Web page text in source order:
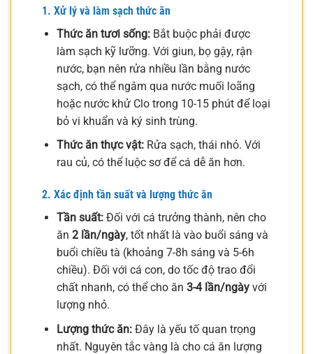
1. Xử lý và làm sạch thức ăn
Thức ăn tươi sống:Bắt buộc phải được
làm sạch kỹ lưỡng. Với giun, bọ gậy, rận
nước, bạn nên rửa nhiều lần bằng nước
sạch, có thể ngâm qua nước muối loãng
hoặc nước khử Clo trong 10-15 phút để loại
bỏ vi khuẩn và ký sinh trùng.
Thức ăn thực vật:Rửa sạch, thái nhỏ. Với
rau củ, có thể luộc sơ để cá dễ ăn hơn.
2. Xác định tần suất và lượng thức ăn
Tần suất:Đối với cá trưởng thành, nên cho
ăn 2 lần/ngày, tốt nhất là vào buổi sáng và
buổi chiều tà (khoảng 7-8h sáng và 5-6h
chiều). Đối với cá con, do tốc độ trao đổi
chất nhanh, có thể cho ăn 3-4 lần/ngàyvới
lượng nhỏ.
Lượng thức ăn:Đây là yếu tố quan trọng
nhất. Nguyên tắc vàng là cho cá ăn lượng